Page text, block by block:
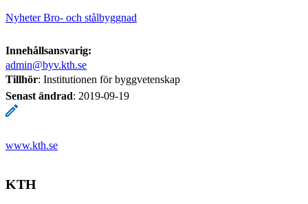
Nyheter Bro- och stålbyggnad
Innehållsansvarig:
admin@byv.kth.se
Tillhör: Institutionen för byggvetenskap
Senast ändrad: 2019-09-19
www.kth.se
KTH